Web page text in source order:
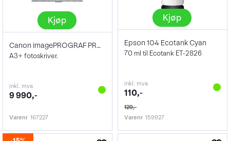
Kjøp
Canon imagePROGRAF PRO-310
A3+ fotoskriver.
inkl. mva
9 990,-
Varenr 167227
Kjøp
Epson 104 Ecotank Cyan
70 ml til Ecotank ET-2826
inkl. mva
110,-
129,-
Varenr 159927